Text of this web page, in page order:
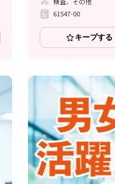
61547-00
キープする